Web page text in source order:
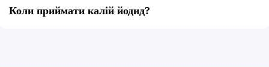
Коли приймати калій йодид?